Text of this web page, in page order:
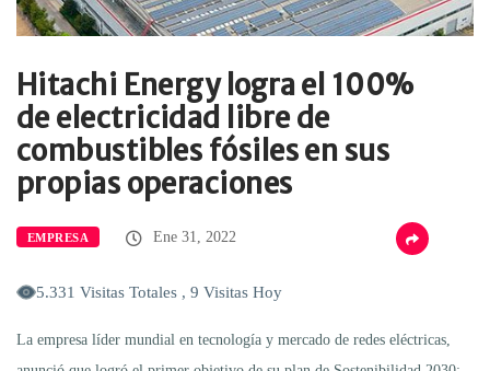
Hitachi Energy logra el 100%
de electricidad libre de
combustibles fósiles en sus
propias operaciones
EMPRESA Ene 31, 2022
5.331 Visitas Totales , 9 Visitas Hoy
La empresa líder mundial en tecnología y mercado de redes eléctricas,